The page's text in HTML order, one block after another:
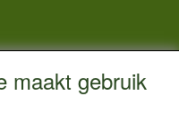
maakt gebruik